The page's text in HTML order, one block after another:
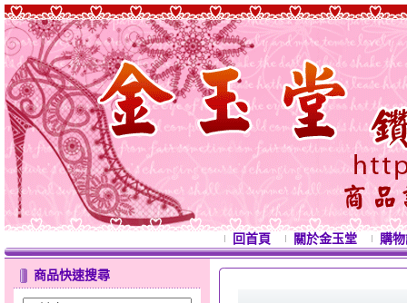
回首頁 關於金玉堂 購
商品快速搜尋